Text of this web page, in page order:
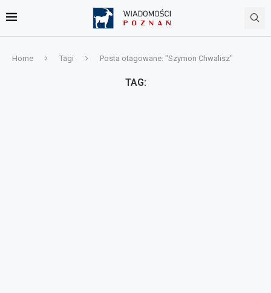
Home Tagi Posta otagowane: "Szymon Chwalisz"
TAG: